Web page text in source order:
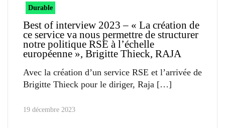
Durable
Best of interview 2023 – « La création de
ce service va nous permettre de structurer
notre politique RSE à l’échelle
européenne », Brigitte Thieck, RAJA
Avec la création d’un service RSE et l’arrivée de
Brigitte Thieck pour le diriger, Raja
19 décembre 2023